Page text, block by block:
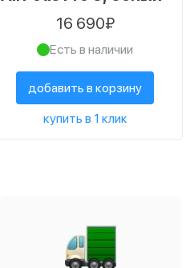
16 690₽
Есть в наличии
добавить в корзину
купить в 1 клик